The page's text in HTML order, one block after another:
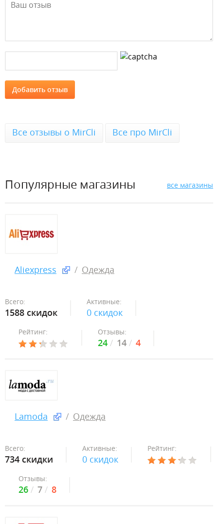
Все отзывы о MirCli Все про MirCli
Популярные магазины все магазины
Aliexpress Одежда
Всего:
1588 скидок
Активные:
0 скидок
Рейтинг: Отзывы:
24 14 4
Lamoda Одежда
Всего:
734 скидки
Активные:
0 скидок
Рейтинг:
Отзывы:
26 7 8